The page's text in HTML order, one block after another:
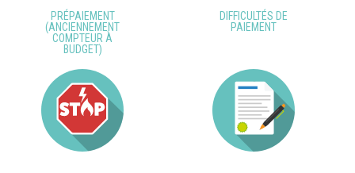
PRÉPAIEMENT
(ANCIENNEMENT
COMPTEUR À
BUDGET)
DIFFICULTÉS DE
PAIEMENT